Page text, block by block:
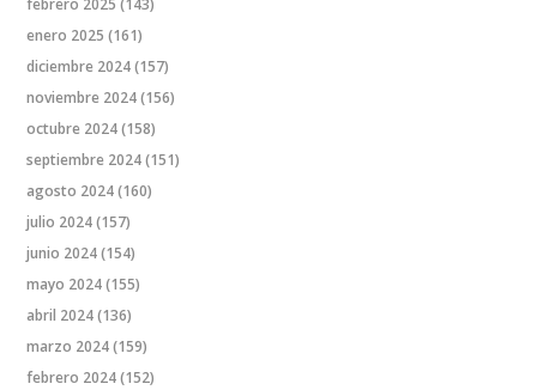
febrero 2025 (143)
enero 2025 (161)
diciembre 2024(157)
noviembre 2024(156)
octubre 2024(158)
septiembre 2024(151)
agosto 2024(160)
julio 2024(157)
junio 2024(154)
mayo 2024(155)
abril 2024(136)
marzo 2024(159)
febrero 2024(152)